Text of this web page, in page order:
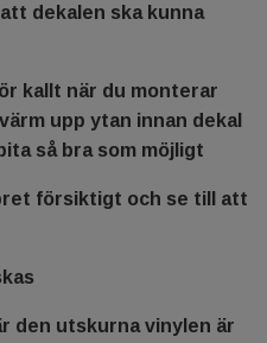
dekalen ska kunna
kallt när du monterar
upp ytan innan dekal
så bra som möjligt
försiktigt och se till att
den utskurna vinylen är